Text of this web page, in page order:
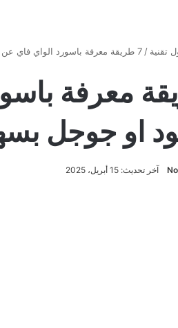
تقنية / 7 طريقة معرفة باسورد الواي فاي عن طريق الباركود او جوجل بسهولة
معرفة
او جوجل
آخر تحديث: 15 أبريل، 2025